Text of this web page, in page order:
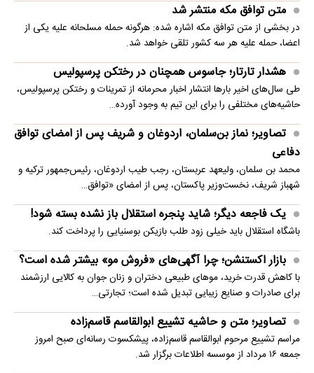
متن توافق مکه منتشر شد
در بخشی از متن توافق مکه اشاره شده: هرگونه حمله مسلحانه علیه یکی از
اعضا، حمله علیه هر سه کشور تلقی خواهد شد.
هشدار تارتار؛ جاسوس همچنان در رختکن پرسپولیس
طی سال‌های اخیر بارها انتشار اخبار محرمانه از تمرینات و رختکن پرسپولیس،
حاشیه‌های مختلفی را برای این تیم به وجود آورده…
تصاویر؛ نماز بن‌سلمان، اردوغان و شریف پس از امضای توافق
دفاعی
محمد بن سلمان، ولیعهد عربستان، رجب طیب اردوغان، رئیس‌جمهور ترکیه و
شهباز شریف، نخست‌وزیر پاکستان، پس از امضای «توافق…
یک فاجعه دیگر؛ شاید پنجره استقلال باز نشده بسته شود!
باشگاه استقلال باید خیلی زود طلب بازیکن بوسنیایی را پرداخت کند.
بازار اکستنشن؛ چرا آگهی‌های «فروش مو» بیشتر شده است؟
با کاهش قدرت خرید، موهای طبیعی دختران و زنان جوان به کالایی ارزشمند
برای صادرات و صنایع زیبایی تبدیل شده است؛ تجارتی…
تصاویر؛ متن و حاشیه تشییع ابوالقاسم قاسم‌زاده
مراسم تشییع مرحوم ابوالقاسم قاسم‌زاده، پیشکسوت رسانه‌ای صبح امروز
جمعه ۱۶ مرداد از موسسه اطلاعات برگزار شد.